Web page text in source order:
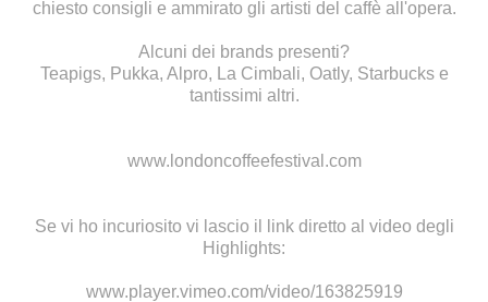
chiesto consigli e ammirato gli artisti del caffè all'opera.
Alcuni dei brands presenti?
Teapigs, Pukka, Alpro, La Cimbali, Oatly, Starbucks e
tantissimi altri.
www.londoncoffeefestival.com
Se vi ho incuriosito vi lascio il link diretto al video degli
Highlights:
www.player.vimeo.com/video/163825919